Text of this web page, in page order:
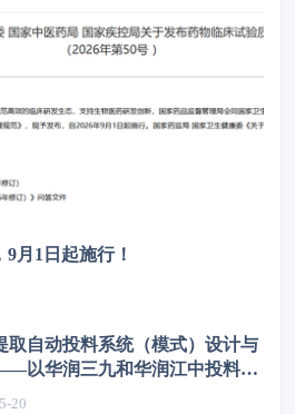
月1日起施行！
取自动投料系统（模式）设计与
以华润三九和华润江中投料系
20